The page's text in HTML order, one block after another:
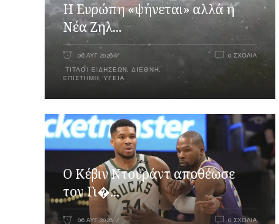
Η Ευρώπη «ψήνεται» αλλά η
Νέα Ζηλ...
06 ΑΥΓ 2026
ΤΊΤΛΟΙ ΕΙΔΉΣΕΩΝ ΔΙΕΘΝΉ
ΕΠΙΣΤΉΜΗ
ΥΓΕΊΑ
0 ΣΧΌΛΙΑ
Ο Κέβιν Ντουράντ αποθέωσε
τον Γι�...
06 ΑΥΓ 2026 0 ΣΧΌΛΙΑ